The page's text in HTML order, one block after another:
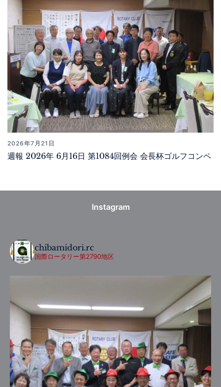
2026年7月21日
週報 2026年 6月16日 第1084回例会 会長杯ゴルフコンペ
Instagram
chibamidori.rc
国際ロータリー第2790地区